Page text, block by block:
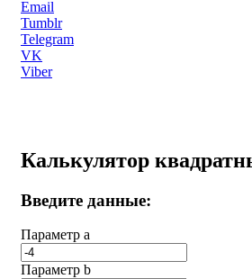
Email
Tumblr
Telegram
VK
Viber
Калькулятор
Введите данные:
Параметр a
Параметр b